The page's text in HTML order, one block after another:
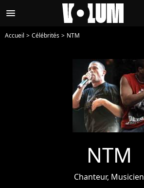
menu
Accueil Célébrités NTM
NTM
Chanteur, Musicien